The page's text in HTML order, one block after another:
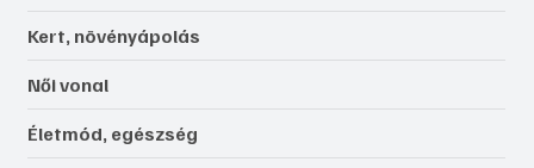
Kert, növényápolás
Női vonal
Életmód, egészség